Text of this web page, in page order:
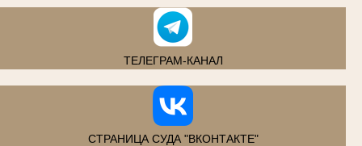
ТЕЛЕГРАМ-КАНАЛ
СТРАНИЦА СУДА "ВКОНТАКТЕ"